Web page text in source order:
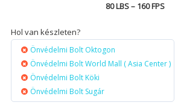
80 LBS – 160 FPS
Hol van készleten?
Önvédelmi Bolt Oktogon
Önvédelmi Bolt World Mall ( Asia Center )
Önvédelmi Bolt Köki
Önvédelmi Bolt Sugár